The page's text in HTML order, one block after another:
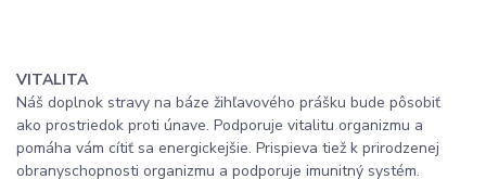
VITALITA
Náš doplnok stravy na báze žihľavového prášku bude pôsobiť
ako prostriedok proti únave. Podporuje vitalitu organizmu a
pomáha vám cítiť sa energickejšie. Prispieva tiež k prirodzenej
obranyschopnosti organizmu a podporuje imunitný systém.